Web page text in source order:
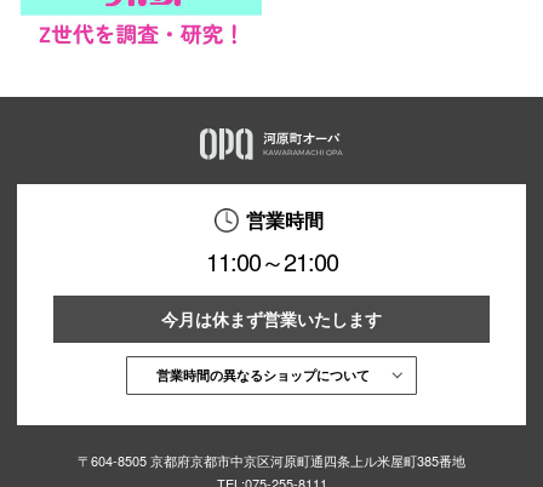
営業時間
11:00～21:00
今月は休まず営業いたします
営業時間の異なるショップについて
〒604-8505 京都府京都市中京区河原町通四条上ル米屋町385番地